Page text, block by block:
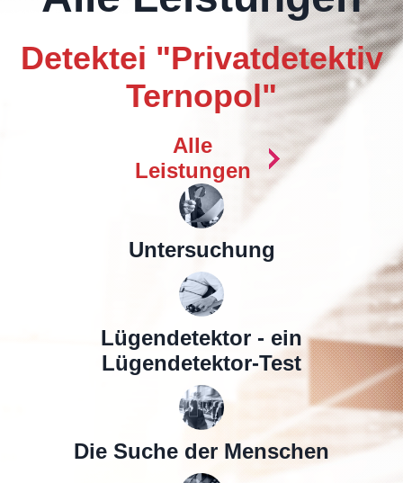
Detektei "Privatdetektiv
Ternopol"
Alle
Leistungen
Untersuchung
Lügendetektor - ein
Lügendetektor-Test
Die Suche der Menschen